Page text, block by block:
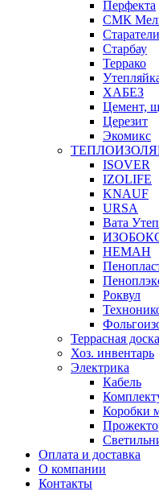
Перфекта
СМК
Старатели
Старбау
Террако
ХАБЕЗ
Цемент,
Церезит
Экомикс
ISOVER
IZOLIFE
KNAUF
URSA
Вата
НЕМАН
Роквул
Террасная доска
Хоз. инвентарь
Электрика
Кабель
Коробки
Оплата и доставка
О компании
Контакты